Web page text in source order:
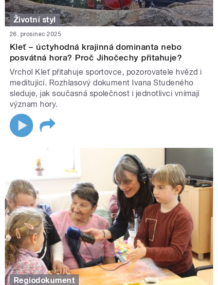
Životní styl
26. prosinec 2025
Kleť – úctyhodná krajinná dominanta nebo
posvátná hora? Proč Jihočechy přitahuje?
Vrchol Kleť přitahuje sportovce, pozorovatele hvězd i
meditující. Rozhlasový dokument Ivana Studeného
sleduje, jak současná společnost i jednotlivci vnímají
význam hory.
Regiodokument